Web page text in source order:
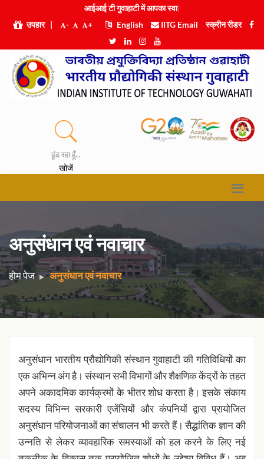
आईआई टी गुवाहाटी में आप|
उपहार
| - + English IITG Email स्क्रीन रीडर
ढूंढ रहा हूँ...
खोजें
अनुसंधान एवं नवाचार
होम पेज अनुसंधान एवं नवाचार
अनुसंधान भारतीय प्रौद्योगिकी संस्थान गुवाहाटी की गतिविधियों का
एक अभिन्न अंग है। संस्थान सभी विभागों और शैक्षणिक केंद्रों के तहत
अपने अकादमिक कार्यक्रमों के भीतर शोध करता है। इसके संकाय
सदस्य विभिन्न सरकारी एजेंसियों और कंपनियों द्वारा प्रायोजित
अनुसंधान परियोजनाओं का संचालन भी करते हैं। सैद्धांतिक ज्ञान की
उन्नति से लेकर व्यावहारिक समस्याओं को हल करने के लिए नई